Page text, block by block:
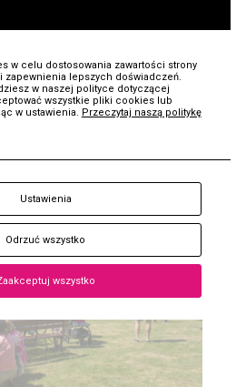
KUP
Bilet
w celu dostosowania zawartości strony
lepszych doświadczeń.
w naszej polityce dotyczącej
wszystkie pliki cookies lub
w ustawienia. Przeczytaj naszą politykę
Ustawienia
Odrzuć wszystko
wszystko